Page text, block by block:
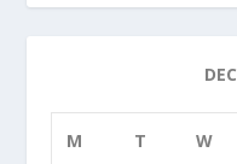
M T W